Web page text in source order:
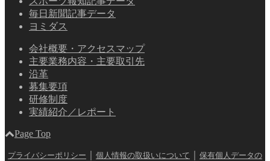
毎日新聞記事データ
ヨミダス
会社概要・アクセスマップ
主要業務内容・主要取引先
沿革
募集要項
研修制度
実績紹介／レポート
Page Top
プライバシーポリシー 個人情報の取扱いについて
保有個人データの